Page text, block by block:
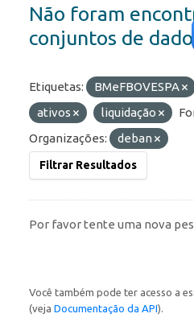
Não foram
conjuntos de
Etiquetas: BMeFBOVESPA
ativos
liquidação
Organizações:
deban
Filtrar Resultados
Por favor tente uma nova
Você também pode ter acesso a
(veja Documentação da API).